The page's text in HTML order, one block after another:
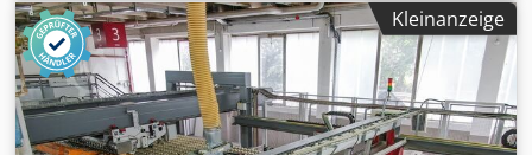
Bohrspindeln: 11 Anzahl Werkzeugplätze: 8
Kleinanzeige